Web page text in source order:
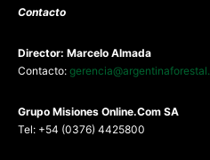
Contacto
Director: Marcelo Almada
Contacto:
Grupo Misiones Online.Com SA
Tel: +54 (0376) 4425800